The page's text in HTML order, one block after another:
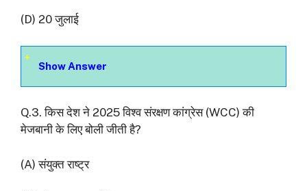
(D) 20 जुलाई
Show Answer
Q.3. किस देश ने 2025 विश्व संरक्षण कांग्रेस (WCC) की
मेजबानी के लिए बोली जीती है?
(A) संयुक्त राष्ट्र